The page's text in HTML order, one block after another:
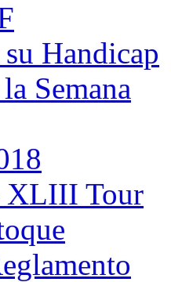
Handicap
Semana
Tour